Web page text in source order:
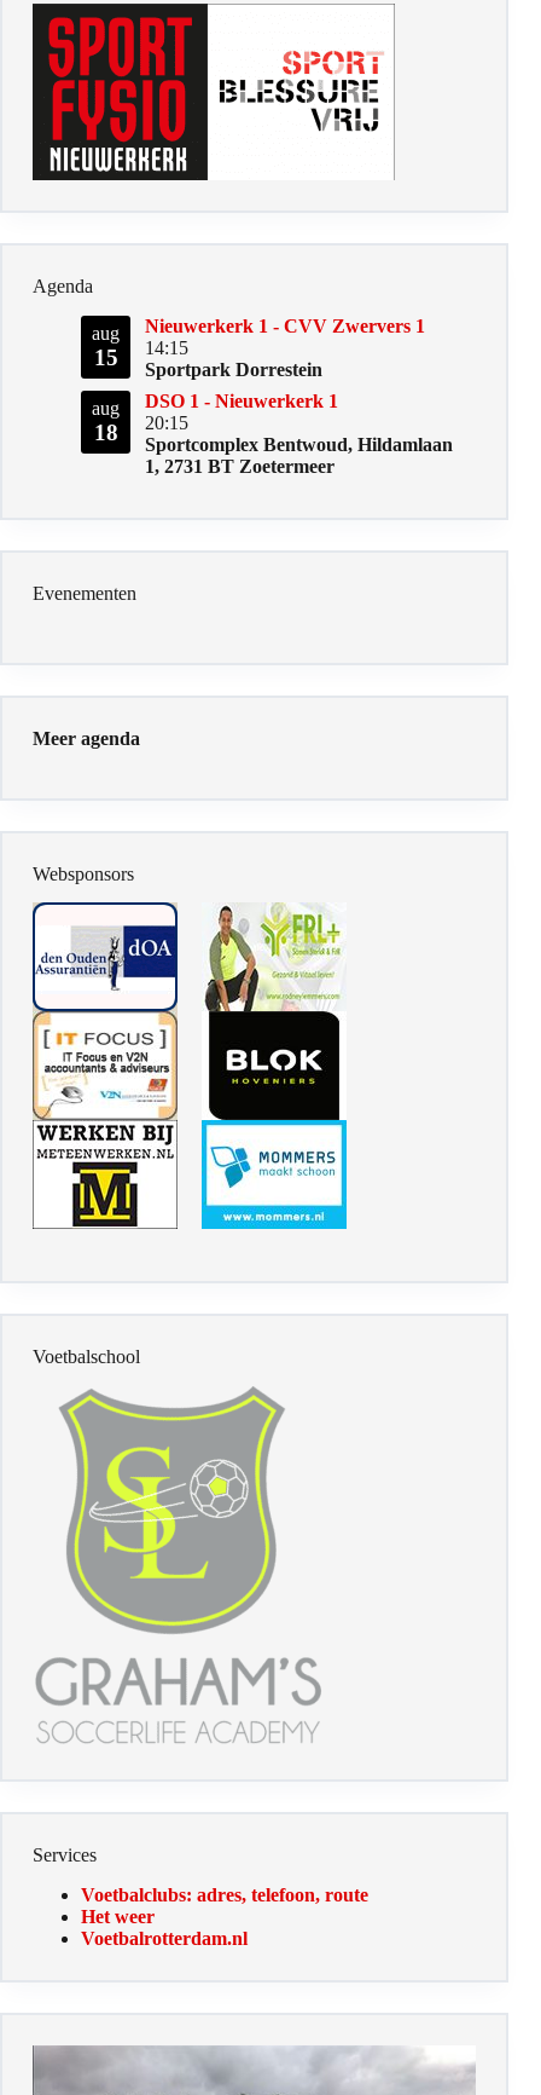
Agenda
aug
15
Nieuwerkerk 1 - CVV Zwervers 1
14:15
Sportpark Dorrestein
aug
18
DSO 1 - Nieuwerkerk 1
20:15
Sportcomplex Bentwoud, Hildamlaan
1, 2731 BT Zoetermeer
Evenementen
Meer agenda
Websponsors
Voetbalschool
Services
Voetbalclubs: adres, telefoon, route
Het weer
Voetbalrotterdam.nl